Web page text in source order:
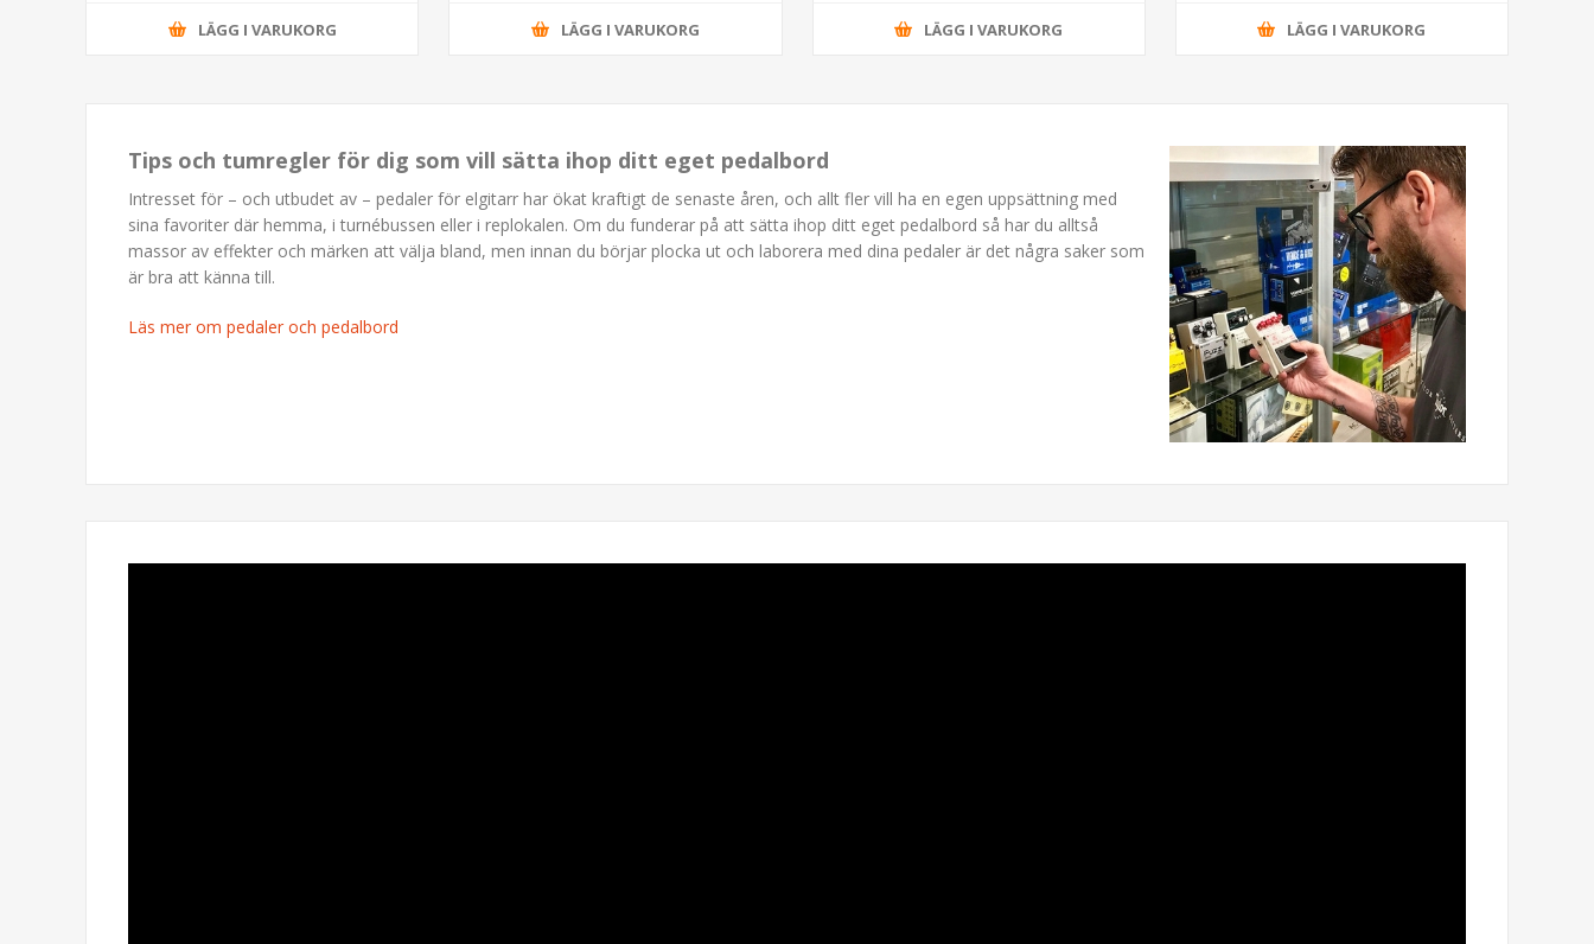
LÄGG I VARUKORG LÄGG I VARUKORG LÄGG I VARUKORG LÄGG I VARUKORG
Tips och tumregler för dig som vill sätta ihop ditt eget pedalbord
Intresset för – och utbudet av – pedaler för elgitarr har ökat kraftigt de senaste åren, och allt fler vill ha en egen uppsättning med
sina favoriter där hemma, i turnébussen eller i replokalen. Om du funderar på att sätta ihop ditt eget pedalbord så har du alltså
massor av effekter och märken att välja bland, men innan du börjar plocka ut och laborera med dina pedaler är det några saker som
är bra att känna till.
Läs mer om pedaler och pedalbord